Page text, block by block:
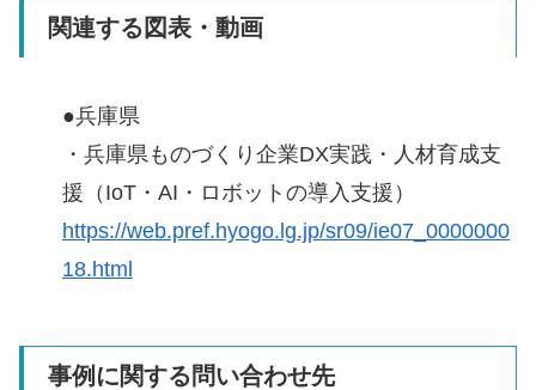
関連する図表・動画
●兵庫県
・兵庫県ものづくり企業DX実践・人材育成支
援（IoT・AI・ロボットの導入支援）
https://web.pref.hyogo.lg.jp/sr09/ie07_0000000
18.html
事例に関する問い合わせ先